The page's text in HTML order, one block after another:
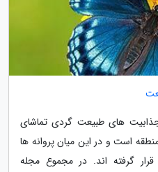
جذابیت های طبیعت گردی تماشای
است و در این میان پروانه ها
گرفته اند. در مجموع مجله